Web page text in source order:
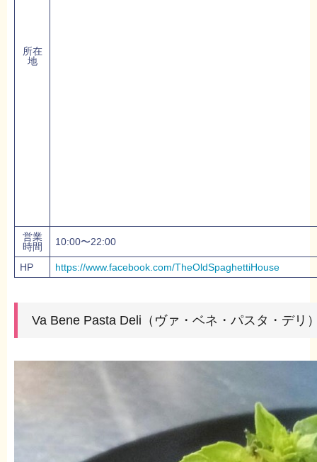
所在
地
営業
時間
10:00〜22:00
HP https://www.facebook.com/TheOldSpaghettiHouse
Va Bene Pasta Deli（ヴァ・ベネ・パスタ・デリ